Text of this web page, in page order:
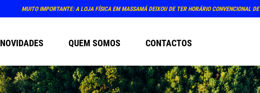
MUITO IMPORTANTE: A LOJA FÍSICA EM MASSAMÁ DEIXOU DE TER HORÁRIO CONVENCIONAL
NOVIDADES QUEM SOMOS CONTACTOS